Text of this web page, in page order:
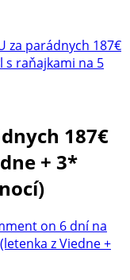
za parádnych 187€
s raňajkami na 5
187€
+ 3*
on 6 dní na
z Viedne +